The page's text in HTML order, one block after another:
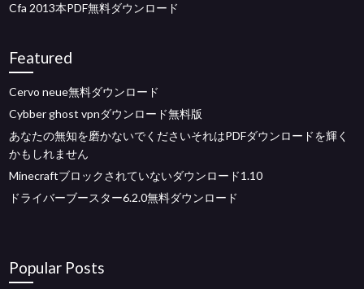
Cfa 2013本PDF無料ダウンロード
Featured
Cervo neue無料ダウンロード
Cybber ghost vpnダウンロード無料版
あなたの無知を磨かないでくださいそれはPDFダウンロードを輝く
かもしれません
Minecraftブロックされていないダウンロード1.10
ドライバーブースター6.2.0無料ダウンロード
Popular Posts